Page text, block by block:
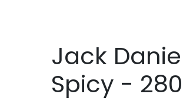
Jack
Spicy -